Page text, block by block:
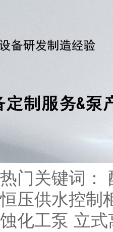
热门关键词：
恒压供水控制
蚀化工泵 立